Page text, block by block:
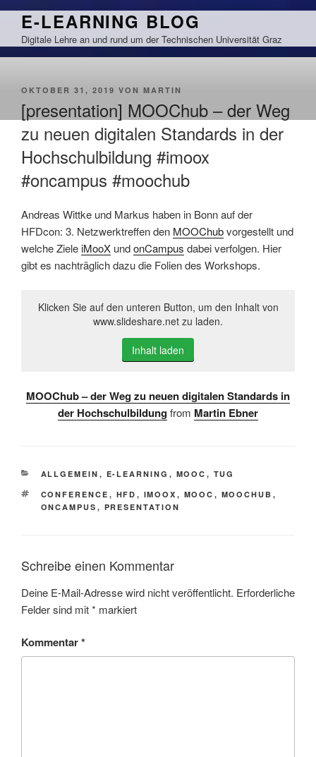
Zum
springen
E-LEARNING BLOG
Digitale Lehre an und rund um der Technischen Universität Graz
VERÖFFENTLICHT
OKTOBER 31, 2019 VON MARTIN
[presentation] MOOChub – der Weg
zu neuen digitalen Standards in der
Hochschulbildung #imoox
#oncampus #moochub
Andreas Wittke und Markus haben in Bonn auf der
HFDcon: 3. Netzwerktreffen den MOOChubvorgestellt und
welche ZieleiMooX undonCampus dabei verfolgen. Hier
gibt es nachträglich dazu die Folien des Workshops.
Klicken Sie auf den unteren Button, um den Inhalt von
www.slideshare.net zu laden.
Inhalt laden
MOOChub – der Weg zu neuen digitalen Standards in
der Hochschulbildungfrom Martin Ebner
KATEGORIEN
ALLGEMEIN , E-LEARNING , MOOC , TUG
SCHLAGWÖRTER
CONFERENCE , HFD , IMOOX , MOOC , MOOCHUB ,
ONCAMPUS , PRESENTATION
Schreibe einen Kommentar
Deine E-Mail-Adresse wird nicht veröffentlicht. Erforderliche
Felder sind mit* markiert
Kommentar*